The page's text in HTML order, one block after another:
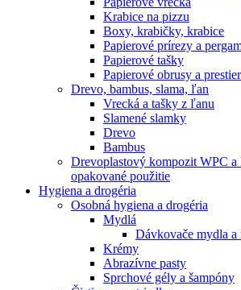
Krabice na pizzu
Boxy, krabičky, krabice
Papierové prírezy a
Papierové tašky
Papierové obrusy a
Drevo, bambus, slama, ľan
Vrecká a tašky z ľanu
Slamené slamky
Drevo
Bambus
Drevoplastový kompozit WPC a
opakované použitie
Hygiena a drogéria
Osobná hygiena a drogéria
Mydlá
Dávkovače mydla a
Krémy
Abrazívne pasty
Sprchové gély a šampóny